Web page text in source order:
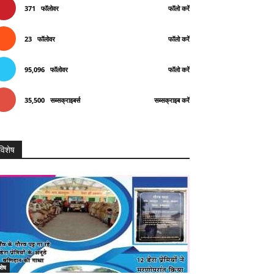
371 फॉलोवर फॉलो करें
23 फॉलोवर फॉलो करें
95,096 फॉलोवर फॉलो करें
35,500 सब्सक्राइबर्स सब्सक्राइब करें